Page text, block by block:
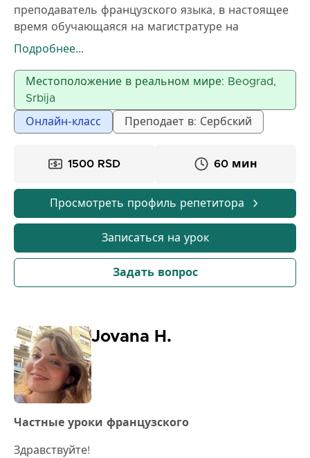
преподаватель французского языка, в настоящее
время обучающаяся на магистратуре на
филологическом факультете, проводит уроки
адаптированы под ваши личные цели. Обладает
большим опытом работы с различными
возрастными группами. Помимо базового
образования имеет диплом C1 Delf.
Подробнее...
Местоположение в реальном мире: Beograd,
Srbija
Онлайн-класс Преподает в: Сербский
1500 RSD 60 мин
Просмотреть профиль репетитора
Записаться на урок
Задать вопрос
Jovana H.
Частные уроки французского
Здравствуйте!